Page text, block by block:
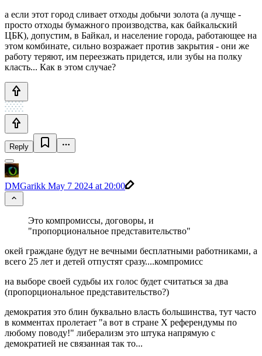
а если этот город сливает отходы добычи золота (а лучще -
просто отходы бумажного производства, как байкальский
ЦБК), допустим, в Байкал, и население города, работающее на
этом комбинате, сильно возражает против закрытия - они же
работу теряют, им переезжать придется, или зубы на полку
класть... Как в этом случае?
Reply
DMGarikk May 7 2024 at 20:00
Это компромиссы, договоры, и
"пропорциональное представительство"
окей граждане будут не вечными бесплатными работниками, а
всего 25 лет и детей отпустят сразу....компромисс
на выборе своей судьбы их голос будет считаться за два
(пропорциональное представительство?)
демократия это блин буквально власть большинства, тут часто
в комментах пролетает "а вот в стране X референдумы по
любому поводу!" либерализм это штука напрямую с
демократией не связанная так то...